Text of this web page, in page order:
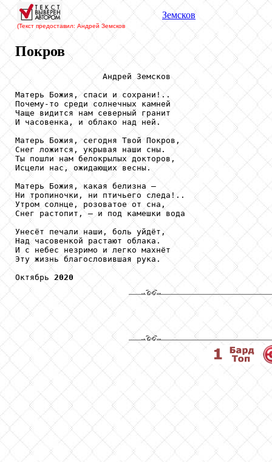
(Текст предоставил: Андрей Земсков
Земсков
Покров
                  Андрей Земсков
Матерь Божия, спаси и сохрани!..
Почему-то среди солнечных камней
Чаще видится нам северный гранит
И часовенка, и облако над ней.
Матерь Божия, сегодня Твой Покров,
Снег ложится, укрывая наши сны.
Ты пошли нам белокрылых докторов,
Исцели нас, ожидающих весны.
Матерь Божия, какая белизна –
Ни тропиночки, ни птичьего следа!..
Утром солнце, розоватое от сна,
Снег растопит, – и под камешки вода
Унесёт печали наши, боль уйдёт,
Над часовенкой растают облака.
И с небес незримо и легко махнёт
Эту жизнь благословившая рука.
Октябрь 2020